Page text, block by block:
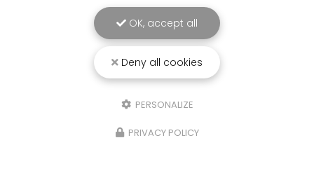
OK, accept all
Deny all cookies
PERSONALIZE
PRIVACY POLICY